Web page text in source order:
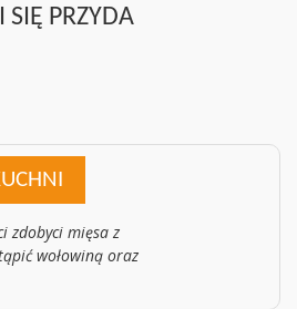
SIĘ PRZYDA
zdobyci mięsa z
wołowiną oraz